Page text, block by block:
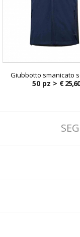
Giubbotto smanicato
50 pz > € 25,60